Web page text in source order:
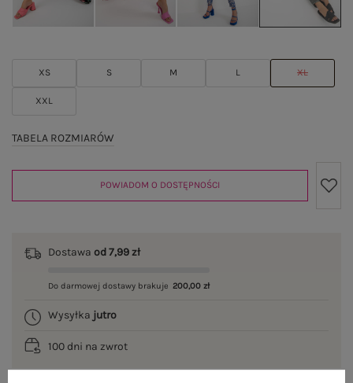
XS S M L XL
XXL
TABELA ROZMIARÓW
POWIADOM O DOSTĘPNOŚCI
Dostawa od 7,99 zł
Do darmowej dostawy brakuje 200,00 zł
Wysyłka jutro
100 dni na zwrot